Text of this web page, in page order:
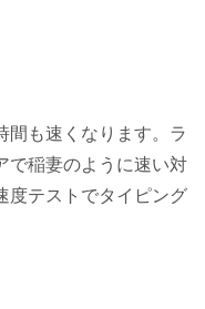
間も速くなります。ラ
で稲妻のように速い対
度テストでタイピング